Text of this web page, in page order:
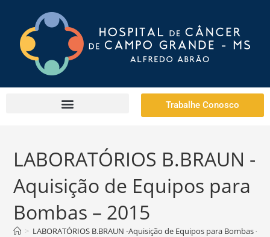
Trabalhe Conosco
LABORATÓRIOS B.BRAUN -
Aquisição de Equipos para
Bombas – 2015
> LABORATÓRIOS B.BRAUN -Aquisição de Equipos para Bombas –